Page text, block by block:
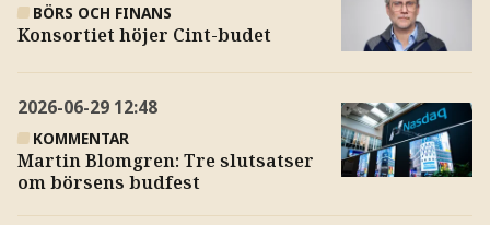
BÖRS OCH FINANS
Konsortiet höjer Cint-budet
2026-06-29 12:48
KOMMENTAR
Martin Blomgren: Tre slutsatser
om börsens budfest